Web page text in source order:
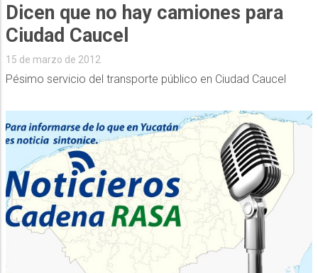
Dicen que no hay camiones para
Ciudad Caucel
15 de marzo de 2012
Pésimo servicio del transporte público en Ciudad Caucel